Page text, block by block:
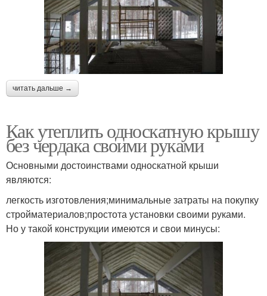
читать дальше →
Как утеплить односкатную крышу
без чердака своими руками
Основными достоинствами односкатной крыши
являются:
легкость изготовления;минимальные затраты на покупку
стройматериалов;простота установки своими руками.
Но у такой конструкции имеются и свои минусы: